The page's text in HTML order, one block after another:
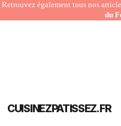
Retrouvez également tous nos
du
CUISINEZPATISSEZ.FR